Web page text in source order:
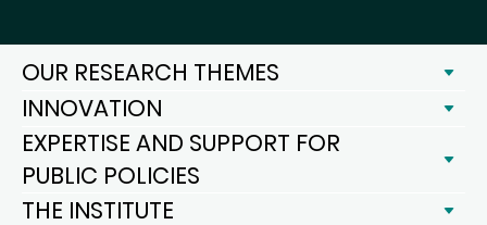
OUR RESEARCH THEMES
INNOVATION
EXPERTISE AND SUPPORT FOR
PUBLIC POLICIES
THE INSTITUTE